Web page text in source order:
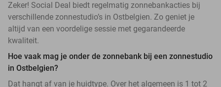
Zeker! Social Deal biedt regelmatig zonnebankacties bij
verschillende zonnestudio’s in Ostbelgien. Zo geniet je
altijd van een voordelige sessie met gegarandeerde
kwaliteit.
Hoe vaak mag je onder de zonnebank bij een zonnestudio
in Ostbelgien?
Dat hangt af van je huidtype. Over het algemeen is 1 tot 2